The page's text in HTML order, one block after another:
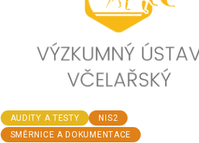
AUDITY A TESTY
NIS2
SMĚRNICE A DOKUMENTACE